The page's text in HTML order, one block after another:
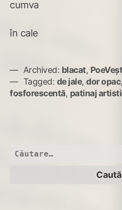
cumva
în cale
Archived: blacat,
Tagged: de jale, dor opac,
fosforescentă, patinaj
Caută